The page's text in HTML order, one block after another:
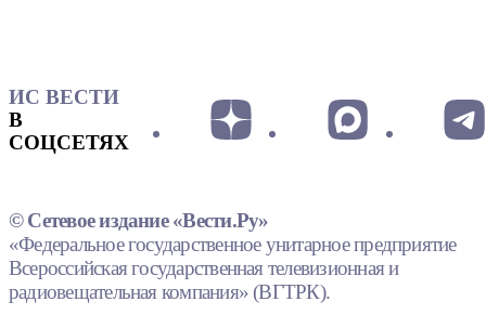
ИС ВЕСТИ
В
СОЦСЕТЯХ
© Сетевое издание «Вести.Ру»
«Федеральное государственное унитарное предприятие
Всероссийская государственная телевизионная и
радиовещательная компания» (ВГТРК).